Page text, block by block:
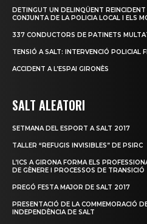
DETINGUT UN DELINQÜENT
CONJUNTA DE LA POLICIA LOCAL I ELS
337 CONDUCTORS DE PATINETS
TENSIÓ A SALT: INTERVENCIÓ POLICIAL
ACCIDENT A L’ESPAI GIRONÈS
SALT ALEATORI
SETMANA DEL ESPORT A SALT 2017
TALLER “REFUGIS INVISIBLES” DE PSIRC
L’ICS A GIRONA FORMA ELS
DE GÈNERE I PROCESSOS DE TRANSICIÓ
PREGÓ FESTA MAJOR DE SALT 2017
PRESENTACIÓ DE LA COMMEMORACIÓ
INDEPENDÈNCIA DE SALT